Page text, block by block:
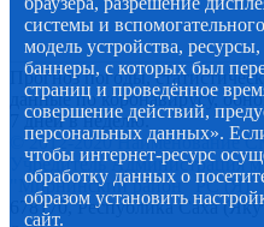
Прогноз погоды,
данные по коронавирусу,
7 дней в неделю.
© 2012-2020 Наименование
Учредитель Администрация
"Мирнинский район" РС (Я)
678170, Республика Саха
системы и
модель устройства,
баннеры, с которых был
страниц и проведённое
совершение действий,
персональных данных».
чтобы интернет-ресурс
обработку данных о
образом установить
сайт.